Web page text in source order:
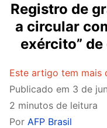
Registro de
a circular
exército”
Este artigo tem mais
Publicado em 3 de
2 minutos de leitura
Por AFP Brasil